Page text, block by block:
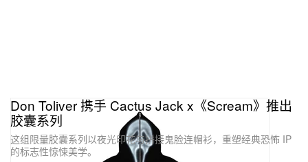
Don Toliver 携手 Cactus Jack x《Scream》推出
胶囊系列
这组限量胶囊系列以夜光印花与拼接鬼脸连帽衫，重塑经典恐怖 IP
的标志性惊悚美学。